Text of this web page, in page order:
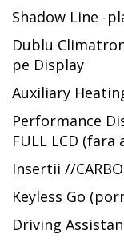
Shadow Line -
Dublu
pe Display
Auxiliary
Performance
FULL LCD (fara
Insertii //
Keyless Go
Driving